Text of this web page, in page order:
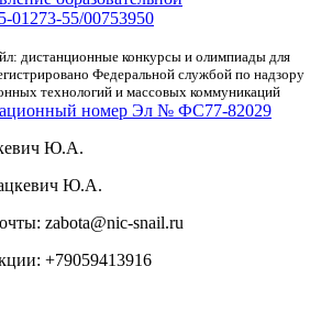
01273-55/00753950
дистанционные конкурсы и олимпиады для
Федеральной службой по надзору
технологий и массовых коммуникаций
номер Эл № ФС77-82029
Ю.А.
Ю.А.
zabota@nic-snail.ru
+79059413916